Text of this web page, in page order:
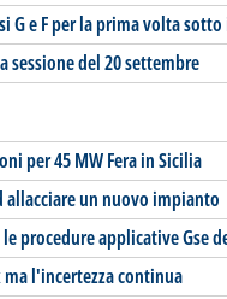
G e F per la prima volta
sessione del 20 settembre
per 45 MW Fera in Sicilia
allacciare un nuovo impianto
procedure applicative Gse
l'incertezza continua